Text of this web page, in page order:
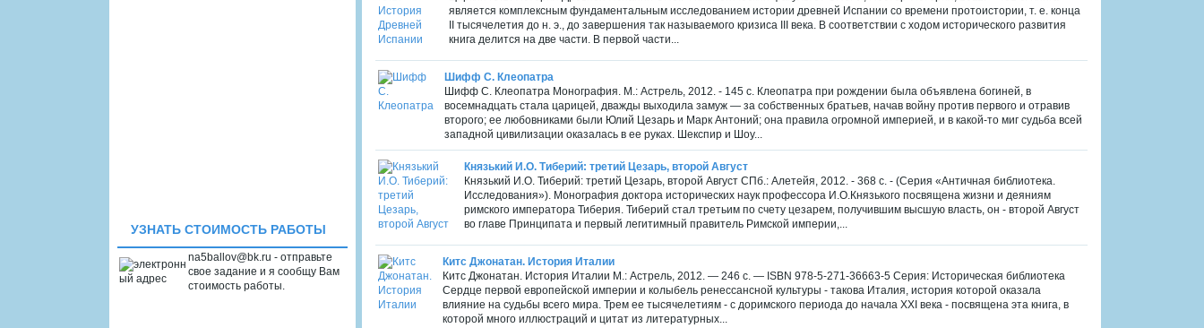
является комплексным фундаментальным исследованием истории древней Испании со времени протоистории, т. е. конца
II тысячелетия до н. э., до завершения так называемого кризиса III века. В соответствии с ходом исторического развития
книга делится на две части. В первой части...
Шифф С. Клеопатра
Шифф С. Клеопатра Монография. М.: Астрель, 2012. - 145 с. Клеопатра при рождении была объявлена богиней, в
восемнадцать стала царицей, дважды выходила замуж — за собственных братьев, начав войну против первого и отравив
второго; ее любовниками были Юлий Цезарь и Марк Антоний; она правила огромной империей, и в какой-то миг судьба всей
западной цивилизации оказалась в ее руках. Шекспир и Шоу...
Князький И.О. Тиберий: третий Цезарь, второй Август
Князький И.О. Тиберий: третий Цезарь, второй Август СПб.: Алетейя, 2012. - 368 с. - (Серия «Античная библиотека.
Исследования»). Монография доктора исторических наук профессора И.О.Князького посвящена жизни и деяниям
римского императора Тиберия. Тиберий стал третьим по счету цезарем, получившим высшую власть, он - второй Август
во главе Принципата и первый легитимный правитель Римской империи,...
Китс Джонатан. История Италии
Китс Джонатан. История Италии М.: Астрель, 2012. — 246 с. — ISBN 978-5-271-36663-5 Серия: Историческая библиотека
Сердце первой европейской империи и колыбель ренессансной культуры - такова Италия, история которой оказала
влияние на судьбы всего мира. Трем ее тысячелетиям - с доримского периода до начала XXI века - посвящена эта книга, в
которой много иллюстраций и цитат из литературных...
УЗНАТЬ СТОИМОСТЬ РАБОТЫ
na5ballov@bk.ru - отправьте
свое задание и я сообщу Вам
стоимость работы.